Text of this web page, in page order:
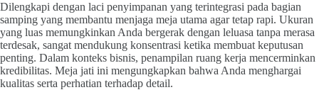
Dilengkapi dengan laci penyimpanan yang terintegrasi pada bagian
samping yang membantu menjaga meja utama agar tetap rapi. Ukuran
yang luas memungkinkan Anda bergerak dengan leluasa tanpa merasa
terdesak, sangat mendukung konsentrasi ketika membuat keputusan
penting. Dalam konteks bisnis, penampilan ruang kerja mencerminkan
kredibilitas. Meja jati ini mengungkapkan bahwa Anda menghargai
kualitas serta perhatian terhadap detail.